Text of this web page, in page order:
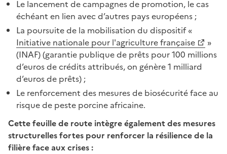
Le lancement de campagnes de promotion, le cas
échéant en lien avec d’autres pays européens ;
La poursuite de la mobilisation du dispositif «
Initiative nationale pour l'agriculture française
»
(INAF) (garantie publique de prêts pour 100 millions
d’euros de crédits attribués, on génère 1 milliard
d’euros de prêts) ;
Le renforcement des mesures de biosécurité face au
risque de peste porcine africaine.
Cette feuille de route intègre également des mesures
structurelles fortes pour renforcer la résilience de la
filière face aux crises :